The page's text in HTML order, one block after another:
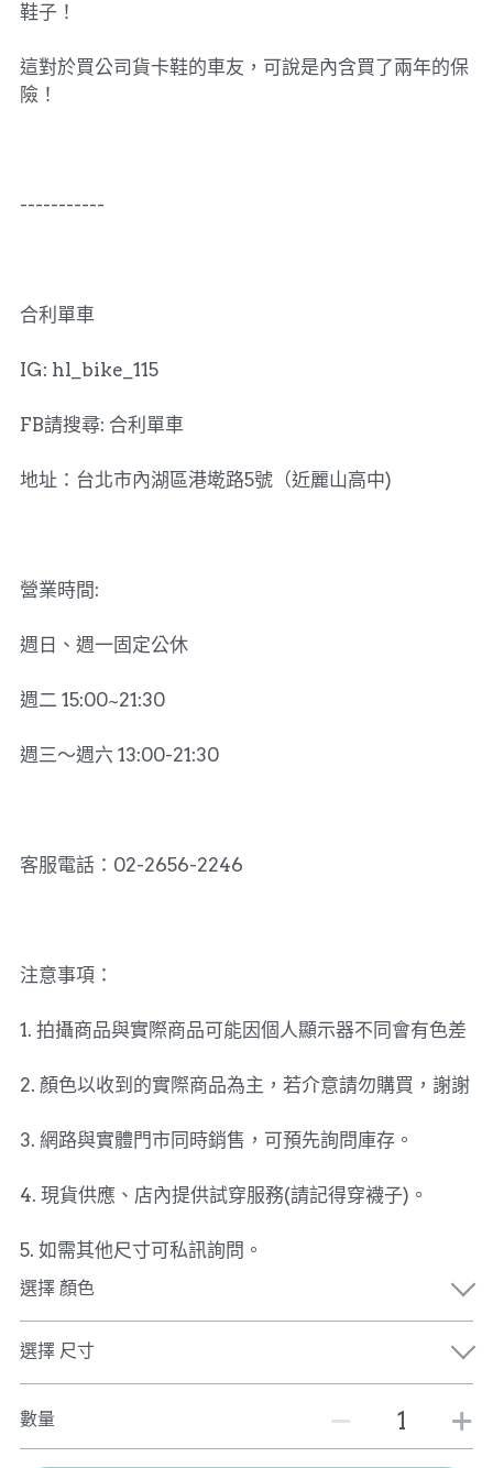
鞋子！
這對於買公司貨卡鞋的車友，可說是內含買了兩年的保
險！
-----------
合利單車
IG: hl_bike_115
FB請搜尋: 合利單車
地址：台北市內湖區港墘路5號（近麗山高中)
營業時間:
週日、週一固定公休
週二 15:00~21:30
週三～週六 13:00-21:30
客服電話：02-2656-2246
注意事項：
1. 拍攝商品與實際商品可能因個人顯示器不同會有色差
2. 顏色以收到的實際商品為主，若介意請勿購買，謝謝
3. 網路與實體門市同時銷售，可預先詢問庫存。
4. 現貨供應、店內提供試穿服務(請記得穿襪子)。
5. 如需其他尺寸可私訊詢問。
選擇 顏色
選擇 尺寸
數量